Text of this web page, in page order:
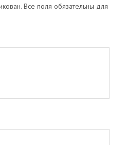
Все поля обязательны для